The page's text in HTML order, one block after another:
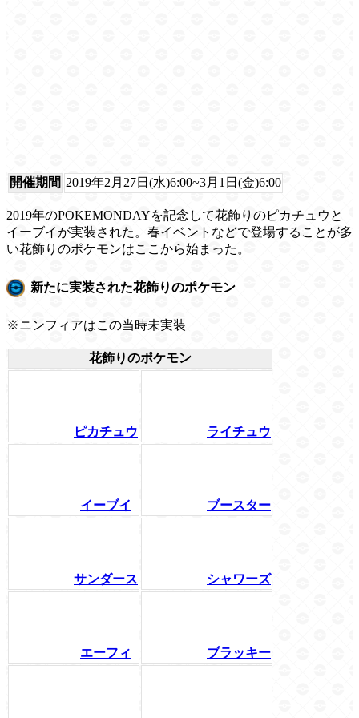
開催期間 2019年2月27日(水)6:00~3月1日(金)6:00
2019年のPOKEMONDAYを記念して花飾りのピカチュウと
イーブイが実装された。春イベントなどで登場することが多
い花飾りのポケモンはここから始まった。
新たに実装された花飾りのポケモン
※ニンフィアはこの当時未実装
花飾りのポケモン
ピカチュウ ライチュウ
イーブイ ブースター
サンダース シャワーズ
エーフィ ブラッキー